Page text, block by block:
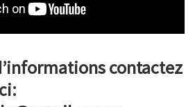
contactez